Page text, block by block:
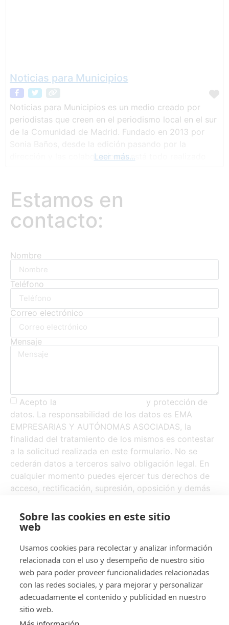
Noticias para Municipios
Noticias para Municipios es un medio creado por
periodistas que creen en el periodismo local en el sur
de la Comunidad de Madrid. Fundado en 2013 por
dirección y las colaboraciones está todo realizado
años en los
Leer más...
Estamos en
contacto:
Nombre
Teléfono
Correo electrónico
Mensaje
Acepto la
y protección de
datos. La responsabilidad de los datos es EMA
EMPRESARIAS Y AUTÓNOMAS ASOCIADAS, la
finalidad del tratamiento de los mismos es contestar
a la solicitud realizada en este formulario. No se
cederán datos a terceros salvo obligación legal. En
cualquier momento puedes ejercer tus derechos de
acceso, rectificación, supresión, oposición y demás
info@emaempresariasasociadas.es
Legal
Sobre las cookies en este sitio
web
Usamos cookies para recolectar y analizar información
relacionada con el uso y desempeño de nuestro sitio
web para poder proveer funcionalidades relacionadas
con las redes sociales, y para mejorar y personalizar
adecuadamente el contenido y publicidad en nuestro
sitio web.